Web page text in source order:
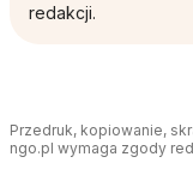
redakcji.
Przedruk, kopiowanie,
ngo.pl wymaga zgody